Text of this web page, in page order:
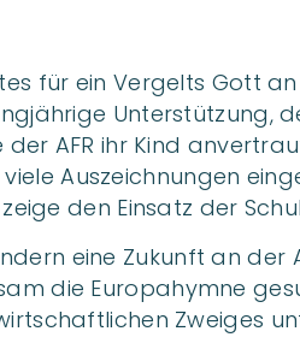
für ein Vergelts Gott
Unterstützung,
AFR ihr Kind
Auszeichnungen
den Einsatz der
eine Zukunft an der
die Europahymne
Zweiges